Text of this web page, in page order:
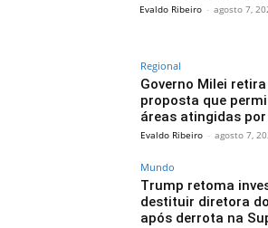
Evaldo Ribeiro - agosto 7,
Regional
Governo Milei
proposta que
áreas atingidas
Evaldo Ribeiro - agosto 7,
Mundo
Trump retoma
destituir diretora
após derrota na